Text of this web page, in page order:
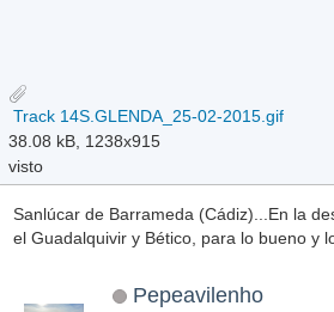
Track 14S.GLENDA_25-02-2015.gif
38.08 kB, 1238x915
visto
Sanlúcar de Barrameda (Cádiz)...En la
el Guadalquivir y Bético, para lo bueno y
Pepeavilenho